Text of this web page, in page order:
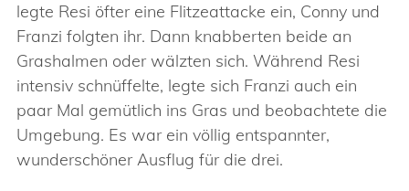
legte Resi öfter eine Flitzeattacke ein, Conny und
Franzi folgten ihr. Dann knabberten beide an
Grashalmen oder wälzten sich. Während Resi
intensiv schnüffelte, legte sich Franzi auch ein
paar Mal gemütlich ins Gras und beobachtete die
Umgebung. Es war ein völlig entspannter,
wunderschöner Ausflug für die drei.